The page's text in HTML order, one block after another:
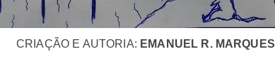
CRIAÇÃO E AUTORIA: EMANUEL R. MARQUES